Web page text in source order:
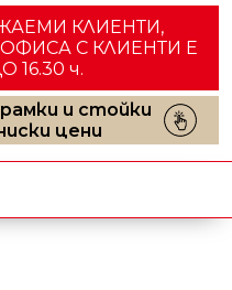
КЛИЕНТИ,
С КЛИЕНТИ E
16.30 ч.
и стойки
цени